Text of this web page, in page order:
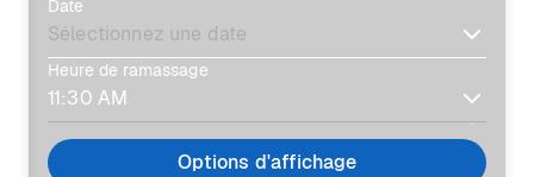
Date
Heure de ramassage
Options d'affichage